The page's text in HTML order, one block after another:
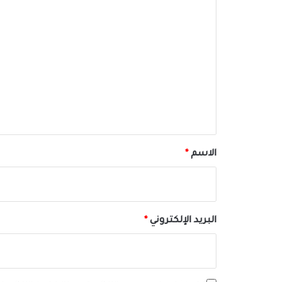
*الاسم*
البريد الإلكتروني*